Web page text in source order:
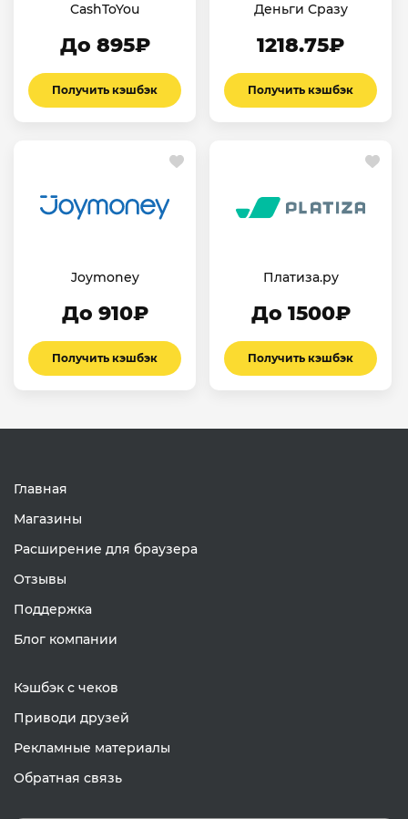
CashToYou
До 895₽
Получить кэшбэк
Деньги Сразу
1218.75₽
Получить кэшбэк
Joymoney
До 910₽
Получить кэшбэк
Платиза.ру
До 1500₽
Получить кэшбэк
Главная
Магазины
Расширение для браузера
Отзывы
Поддержка
Блог компании
Кэшбэк с чеков
Приводи друзей
Рекламные материалы
Обратная связь